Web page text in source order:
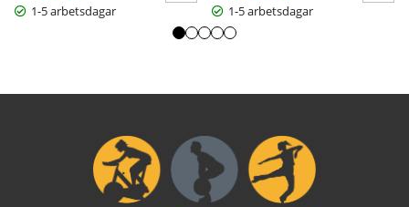
1-5 arbetsdagar
1-5 arbetsdagar